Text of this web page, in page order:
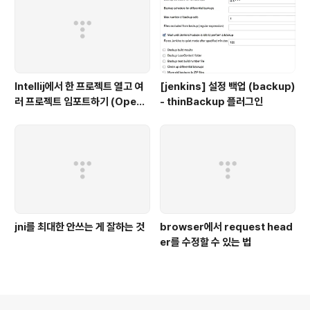
Intellij에서 한 프로젝트 열고 여
러 프로젝트 임포트하기 (Open
[jenkins] 설정 백업 (backup)
- thinBackup 플러그인
jni를 최대한 안쓰는 게 잘하는 것
browser에서 request head
er를 수정할 수 있는 법